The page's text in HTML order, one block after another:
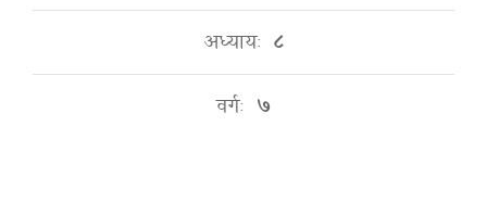
अध्यायः ८
वर्गः ७